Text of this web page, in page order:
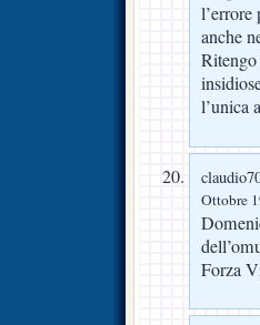
l’errore
anche
l’unica
Ottobre
Forza